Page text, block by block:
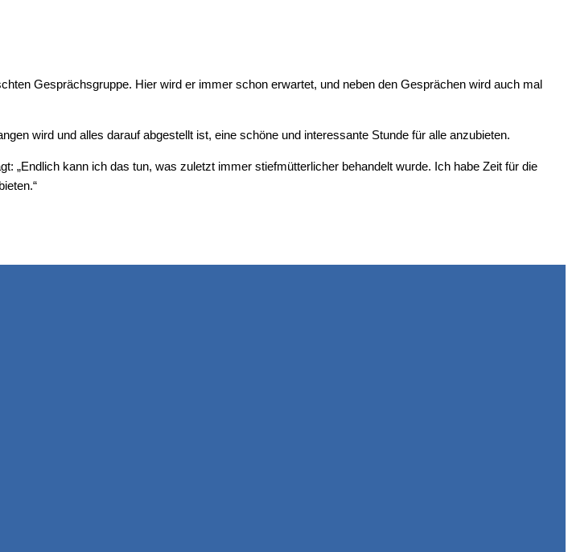
Gesprächs­grup­pe. Hier wird er immer schon erwar­tet, und neben den Gesprä­chen wird auch mal
wird und alles dar­auf abge­stellt ist, eine schö­ne und inter­es­san­te Stun­de für alle anzubieten.
„End­lich kann ich das tun, was zuletzt immer stief­müt­ter­li­cher behan­delt wur­de. Ich habe Zeit für die